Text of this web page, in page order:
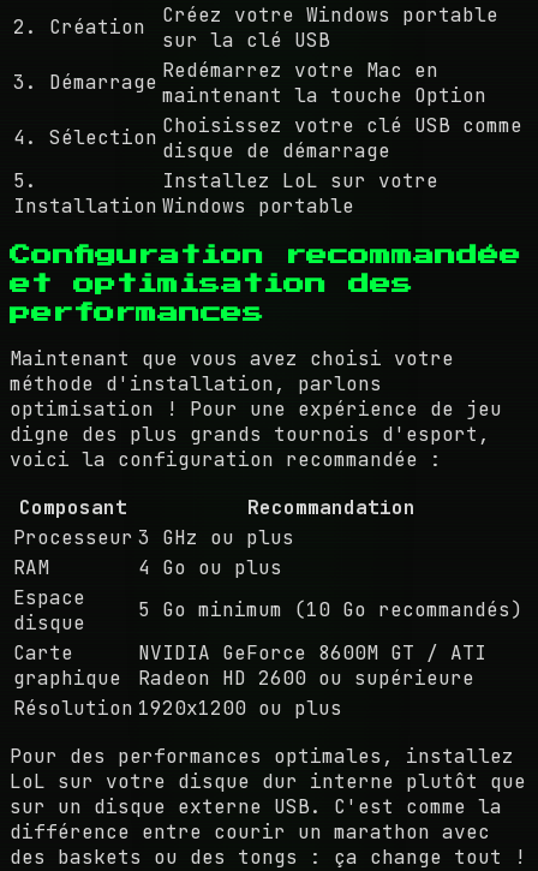
2. Création
Créez votre Windows portable
sur la clé USB
3. Démarrage Redémarrez votre Mac en
maintenant la touche Option
4. Sélection Choisissez votre clé USB comme
disque de démarrage
5.
Installation
Installez LoL sur votre
Windows portable
Configuration recommandée
et optimisation des
performances
Maintenant que vous avez choisi votre
méthode d'installation, parlons
optimisation ! Pour une expérience de jeu
digne des plus grands tournois d'esport,
voici la configuration recommandée :
Composant
Recommandation
Processeur 3 GHz ou plus
RAM
4 Go ou plus
Espace
disque
5 Go minimum (10 Go recommandés)
Carte
graphique
NVIDIA GeForce 8600M GT / ATI
Radeon HD 2600 ou supérieure
Résolution 1920x1200 ou plus
Pour des performances optimales, installez
LoL sur votre disque dur interne plutôt que
sur un disque externe USB. C'est comme la
différence entre courir un marathon avec
des baskets ou des tongs : ça change tout !